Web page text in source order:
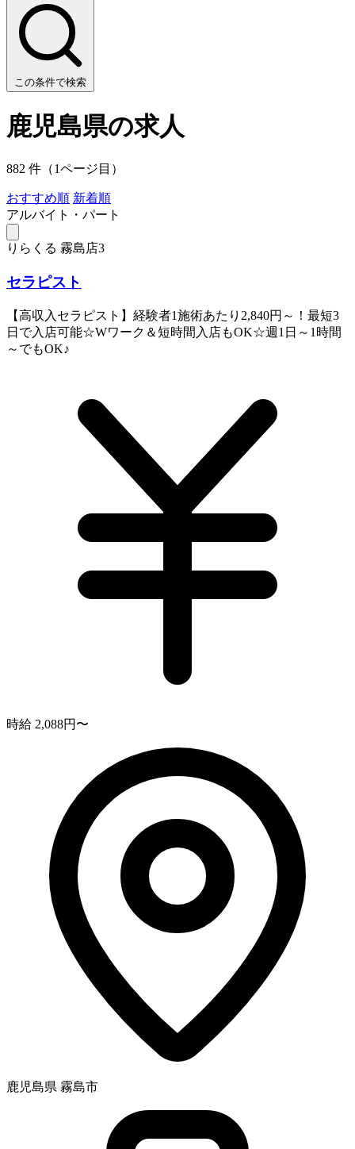
この条件で検索
鹿児島県の求人
882 件（1ページ目）
おすすめ順 新着順
アルバイト・パート
りらくる 霧島店3
セラピスト
【高収入セラピスト】経験者1施術あたり2,840円～！最短3
日で入店可能☆Wワーク＆短時間入店もOK☆週1日～1時間
～でもOK♪
時給 2,088円〜
鹿児島県 霧島市